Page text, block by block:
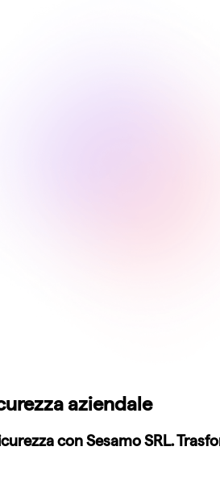
aziendale
con Sesamo SRL.